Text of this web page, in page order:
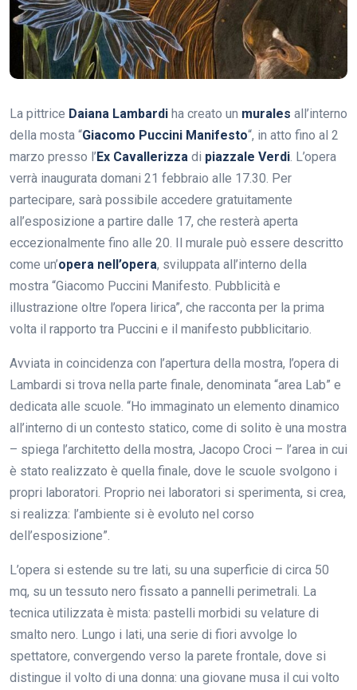
La pittrice Daiana Lambardi ha creato un murales all’interno
della mosta “Giacomo Puccini Manifesto“, in atto fino al 2
marzo presso l’Ex Cavallerizza di piazzale Verdi. L’opera
verrà inaugurata domani 21 febbraio alle 17.30. Per
partecipare, sarà possibile accedere gratuitamente
all’esposizione a partire dalle 17, che resterà aperta
eccezionalmente fino alle 20. Il murale può essere descritto
come un’opera nell’opera, sviluppata all’interno della
mostra “Giacomo Puccini Manifesto. Pubblicità e
illustrazione oltre l’opera lirica”, che racconta per la prima
volta il rapporto tra Puccini e il manifesto pubblicitario.
Avviata in coincidenza con l’apertura della mostra, l’opera di
Lambardi si trova nella parte finale, denominata “area Lab” e
dedicata alle scuole. “Ho immaginato un elemento dinamico
all’interno di un contesto statico, come di solito è una mostra
– spiega l’architetto della mostra, Jacopo Croci – l’area in cui
è stato realizzato è quella finale, dove le scuole svolgono i
propri laboratori. Proprio nei laboratori si sperimenta, si crea,
si realizza: l’ambiente si è evoluto nel corso
dell’esposizione”.
L’opera si estende su tre lati, su una superficie di circa 50
mq, su un tessuto nero fissato a pannelli perimetrali. La
tecnica utilizzata è mista: pastelli morbidi su velature di
smalto nero. Lungo i lati, una serie di fiori avvolge lo
spettatore, convergendo verso la parete frontale, dove si
distingue il volto di una donna: una giovane musa il cui volto